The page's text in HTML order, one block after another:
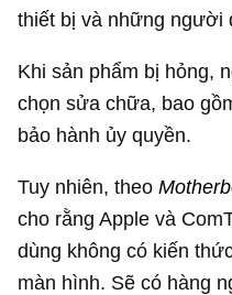
thiết bị và những người
Khi sản phẩm bị hỏng,
chọn sửa chữa, bao
bảo hành ủy quyền.
Tuy nhiên, theo
cho rằng Apple và
dùng không có kiến
màn hình. Sẽ có hàng